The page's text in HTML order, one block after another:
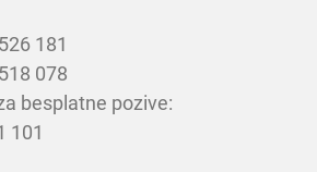
181
078
besplatne pozive:
101